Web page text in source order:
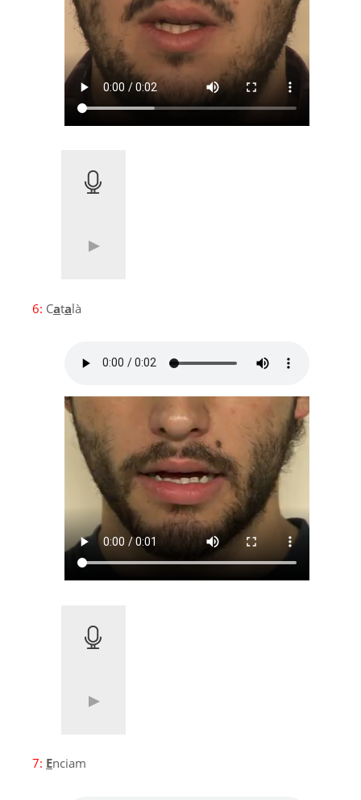
6: Català
7: Enciam